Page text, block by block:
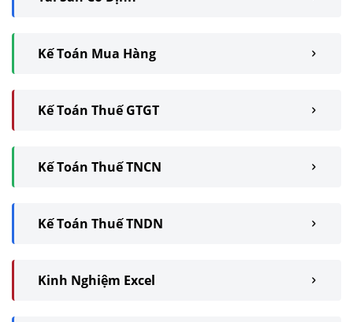
Kế Toán Mua Hàng
Kế Toán Thuế GTGT
Kế Toán Thuế TNCN
Kế Toán Thuế TNDN
Kinh Nghiệm Excel